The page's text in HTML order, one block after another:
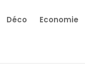
Déco Economie